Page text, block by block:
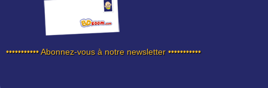
••••••••••• Abonnez-vous à notre newsletter •••••••••••